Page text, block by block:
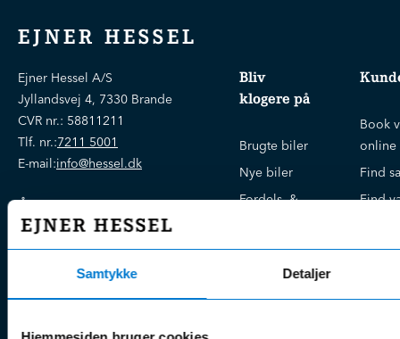
Samtykke Detaljer
EJNER HESSEL
Ejner Hessel A/S
Jyllandsvej 4, 7330 Brande
CVR nr.: 58811211
Tlf. nr.:7211 5001
E-mail:info@hessel.dk
Åbningstider
Man - Fre:
07.30 - 17.30
Bliv
klogere på
Brugte biler
Nye biler
Fordels- &
Guides, tips
Kampagner
Book
online
Find
Find